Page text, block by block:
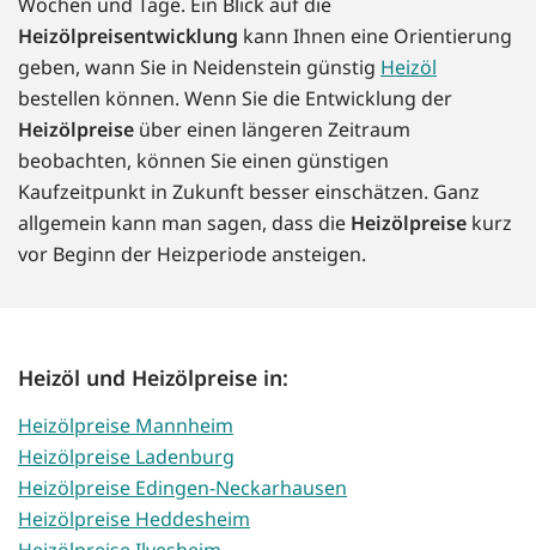
Heizölpreisentwicklung kann Ihnen eine Orientierung
geben, wann Sie in Neidenstein günstig Heizöl
bestellen können. Wenn Sie die Entwicklung der
Heizölpreise über einen längeren Zeitraum
beobachten, können Sie einen günstigen
Kaufzeitpunkt in Zukunft besser einschätzen. Ganz
allgemein kann man sagen, dass die Heizölpreise kurz
vor Beginn der Heizperiode ansteigen.
Heizöl und Heizölpreise in:
Heizölpreise Mannheim
Heizölpreise Ladenburg
Heizölpreise Edingen-Neckarhausen
Heizölpreise Heddesheim